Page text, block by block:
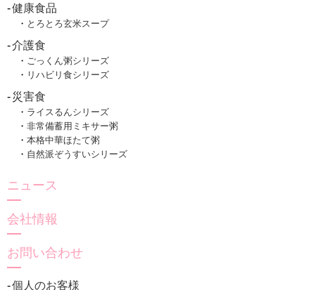
健康食品
とろとろ玄米スープ
介護食
ごっくん粥シリーズ
リハビリ食シリーズ
災害食
ライスるんシリーズ
非常備蓄用ミキサー粥
本格中華ほたて粥
自然派ぞうすいシリーズ
ニュース
会社情報
お問い合わせ
個人のお客様